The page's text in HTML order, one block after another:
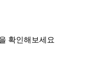
확인해보세요